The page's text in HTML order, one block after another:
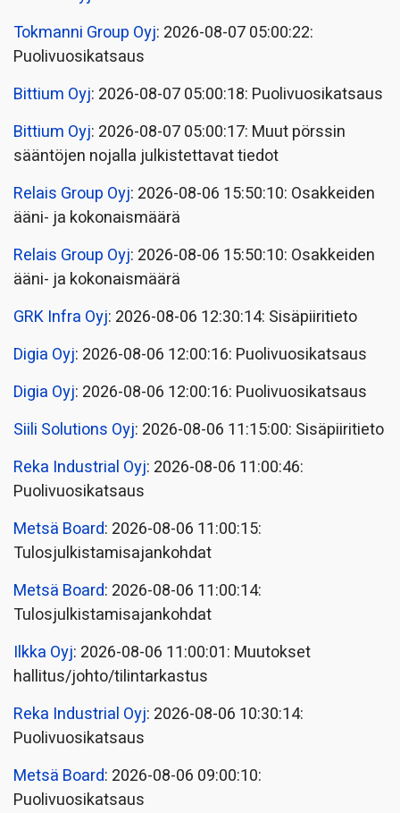
Tokmanni Group Oyj: 2026-08-07 05:00:22:
Puolivuosikatsaus
Bittium Oyj: 2026-08-07 05:00:18: Puolivuosikatsaus
Bittium Oyj: 2026-08-07 05:00:17: Muut pörssin
sääntöjen nojalla julkistettavat tiedot
Relais Group Oyj: 2026-08-06 15:50:10: Osakkeiden
ääni- ja kokonaismäärä
Relais Group Oyj: 2026-08-06 15:50:10: Osakkeiden
ääni- ja kokonaismäärä
GRK Infra Oyj: 2026-08-06 12:30:14: Sisäpiiritieto
Digia Oyj: 2026-08-06 12:00:16: Puolivuosikatsaus
Digia Oyj: 2026-08-06 12:00:16: Puolivuosikatsaus
Siili Solutions Oyj: 2026-08-06 11:15:00: Sisäpiiritieto
Reka Industrial Oyj: 2026-08-06 11:00:46:
Puolivuosikatsaus
Metsä Board: 2026-08-06 11:00:15:
Tulosjulkistamisajankohdat
Metsä Board: 2026-08-06 11:00:14:
Tulosjulkistamisajankohdat
Ilkka Oyj: 2026-08-06 11:00:01: Muutokset
hallitus/johto/tilintarkastus
Reka Industrial Oyj: 2026-08-06 10:30:14:
Puolivuosikatsaus
Metsä Board: 2026-08-06 09:00:10:
Puolivuosikatsaus